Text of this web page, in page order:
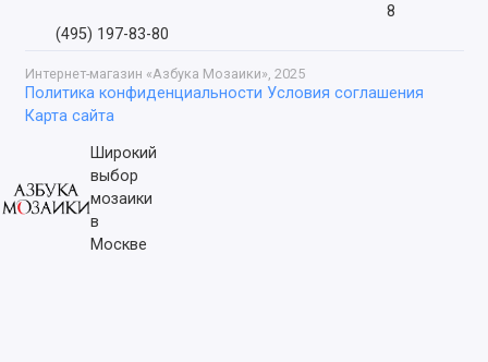
8
(495) 197-83-80
Интернет-магазин «Азбука Мозаики», 2025
Политика конфиденциальности Условия соглашения
Карта сайта
Широкий
выбор
мозаики
в
Москве